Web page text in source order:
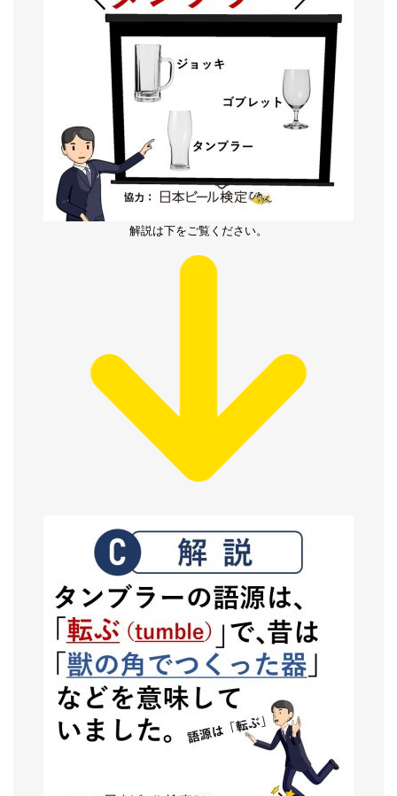
解説は下をご覧ください。